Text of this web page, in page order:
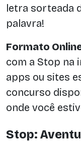
letra sorteada
palavra!
Formato
com a Stop na
apps ou sites
concurso
onde você
Stop: